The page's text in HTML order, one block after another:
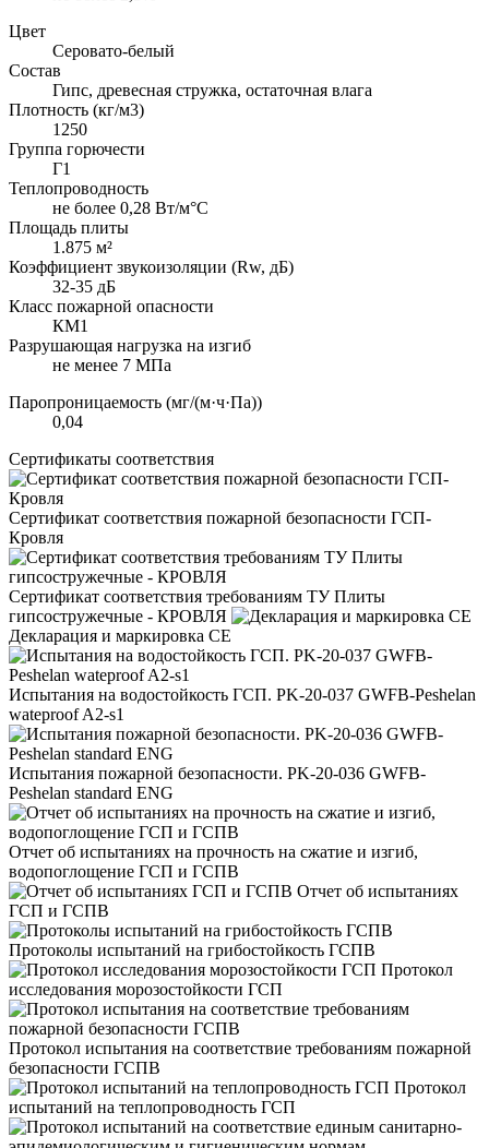
Цвет
Серовато-белый
Состав
Гипс, древесная стружка, остаточная влага
Плотность (кг/м3)
1250
Группа горючести
Г1
Теплопроводность
не более 0,28 Вт/м°С
Площадь плиты
1.875 м²
Коэффициент звукоизоляции (Rw, дБ)
32-35 дБ
Класс пожарной опасности
КМ1
Разрушающая нагрузка на изгиб
не менее 7 МПа
Паропроницаемость (мг/(м·ч·Па))
0,04
Сертификаты соответствия
Сертификат соответствия пожарной безопасности ГСП-
Кровля
Сертификат соответствия требованиям ТУ Плиты
гипсостружечные - КРОВЛЯ
Декларация и маркировка CE
Испытания на водостойкость ГСП. PK-20-037 GWFB-Peshelan
wateproof A2-s1
Испытания пожарной безопасности. PK-20-036 GWFB-
Peshelan standard ENG
Отчет об испытаниях на прочность на сжатие и изгиб,
водопоглощение ГСП и ГСПВ
Отчет об испытаниях
ГСП и ГСПВ
Протоколы испытаний на грибостойкость ГСПВ
Протокол
исследования морозостойкости ГСП
Протокол испытания на соответствие требованиям пожарной
безопасности ГСПВ
Протокол
испытаний на теплопроводность ГСП